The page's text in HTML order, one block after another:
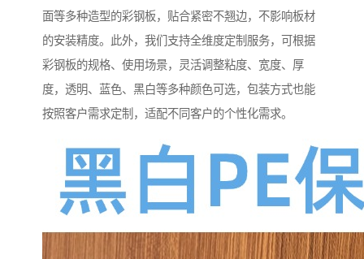
面等多种造型的彩钢板，贴合紧密不翘边，不影响板材
的安装精度。此外，我们支持全维度定制服务，可根据
彩钢板的规格、使用场景，灵活调整粘度、宽度、厚
度，透明、蓝色、黑白等多种颜色可选，包装方式也能
按照客户需求定制，适配不同客户的个性化需求。